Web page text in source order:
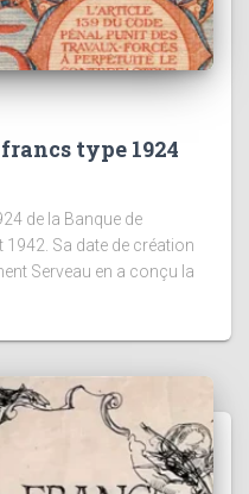
type 1924
de la Banque de
1942. Sa date de création
Serveau en a conçu la